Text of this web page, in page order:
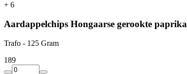
+ 6
Aardappelchips Hongaarse gerookte paprika
Trafo - 125 Gram
189